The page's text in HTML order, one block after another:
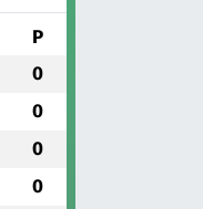
P
0
0
0
0